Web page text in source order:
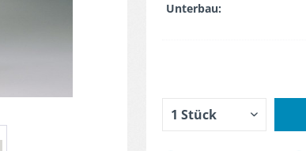
Unterbau: